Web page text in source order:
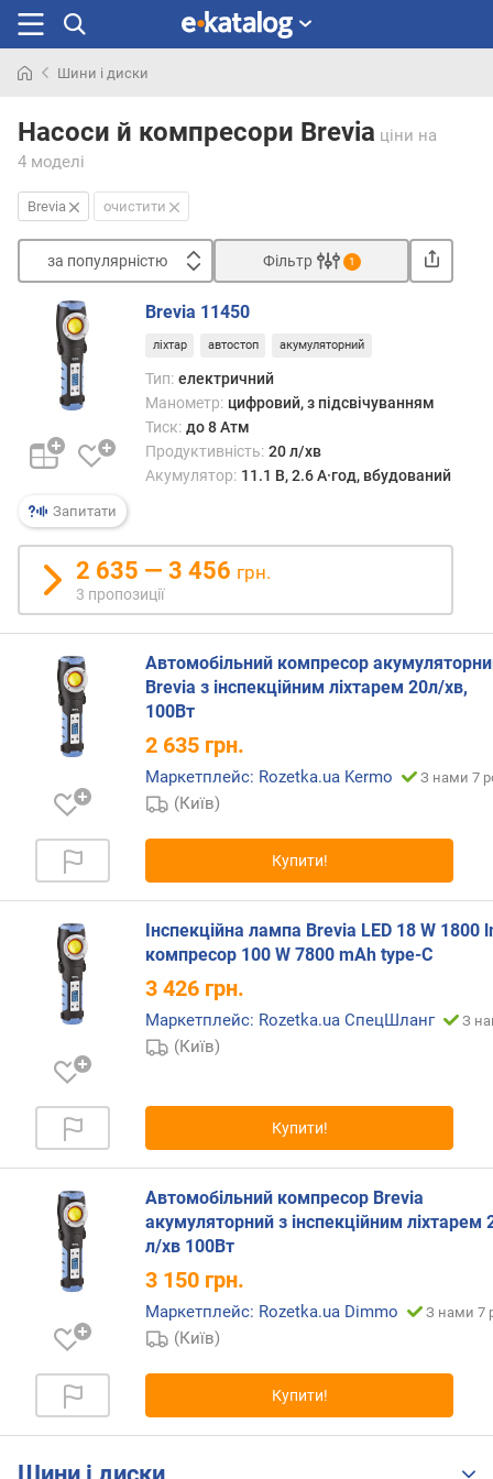
раніше
Шини і диски
Насоси й компресори Brevia ціни на
4 моделі
Brevia очистити
за популярністю
з
а
п
о
у
л
р
н
с
в
д
е
в
х
д
о
д
о
о
и
і
д
о
х
д
е
Фільтр 1
Запитати
Brevia 11450
ліхтар автостоп акумуляторний
Тип: електричний
Манометр: цифровий, з підсвічуванням
Тиск: до 8 Атм
Продуктивність: 20 л/хв
Акумулятор: 11.1 В, 2.6 А·год, вбудований
2 635 — 3 456 грн.
3 пропозиції
Автомобільний компресор
Brevia з інспекційним ліхтарем 20л/хв,
100Вт
2 635 грн.
Маркетплейс: Rozetka.ua Kermo З нами 7
(Київ)
Купити!
Інспекційна лампа Brevia LED 18 W 1800
компресор 100 W 7800 mAh type-C
3 426 грн.
Маркетплейс: Rozetka.ua СпецШланг З
(Київ)
Купити!
Автомобільний компресор Brevia
акумуляторний з інспекційним ліхтарем
л/хв 100Вт
3 150 грн.
Маркетплейс: Rozetka.ua Dimmo З нами 7
(Київ)
Купити!